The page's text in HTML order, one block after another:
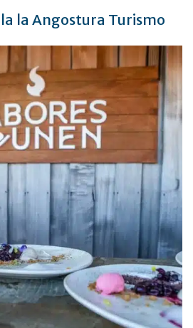
la Angostura Turismo